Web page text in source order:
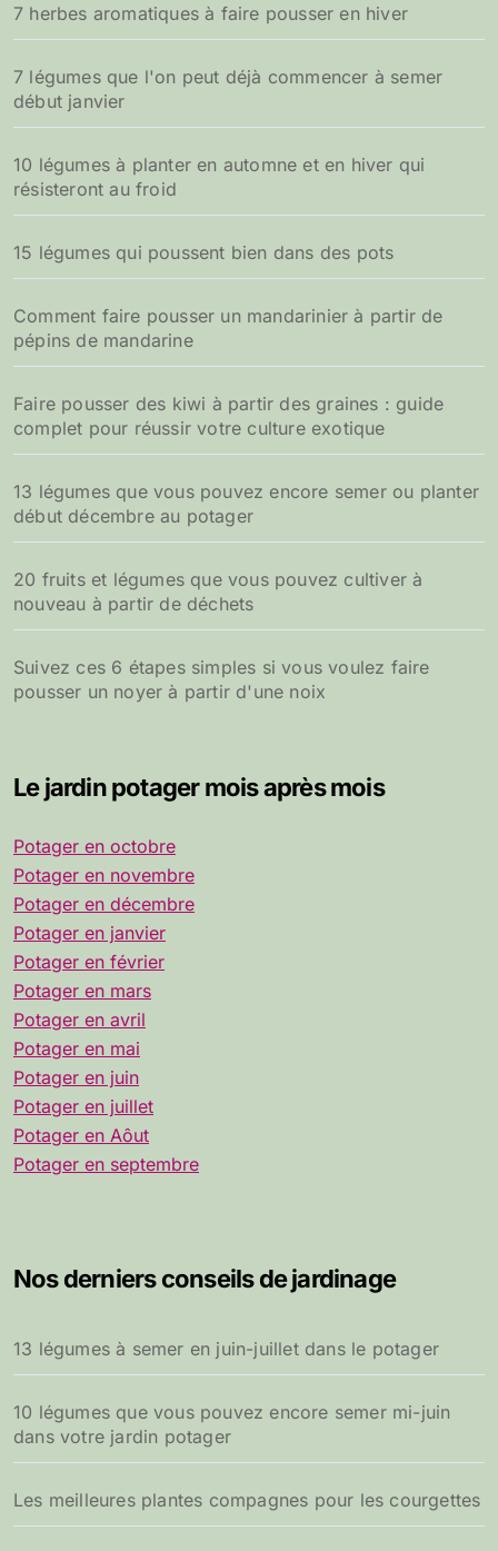
:7 herbes aromatiques à faire pousser en hiver
7 légumes que l'on peut déjà commencer à semer
début janvier
10 légumes à planter en automne et en hiver qui
résisteront au froid
15 légumes qui poussent bien dans des pots
Comment faire pousser un mandarinier à partir de
pépins de mandarine
Faire pousser des kiwi à partir des graines : guide
complet pour réussir votre culture exotique
13 légumes que vous pouvez encore semer ou planter
début décembre au potager
20 fruits et légumes que vous pouvez cultiver à
nouveau à partir de déchets
Suivez ces 6 étapes simples si vous voulez faire
pousser un noyer à partir d'une noix
Le jardin potager mois après mois
Potager en octobre
Potager en novembre
Potager en décembre
Potager en janvier
Potager en février
Potager en mars
Potager en avril
Potager en mai
Potager en juin
Potager en juillet
Potager en Aôut
Potager en septembre
Nos derniers conseils de jardinage
13 légumes à semer en juin-juillet dans le potager
10 légumes que vous pouvez encore semer mi-juin
dans votre jardin potager
Les meilleures plantes compagnes pour les courgettes